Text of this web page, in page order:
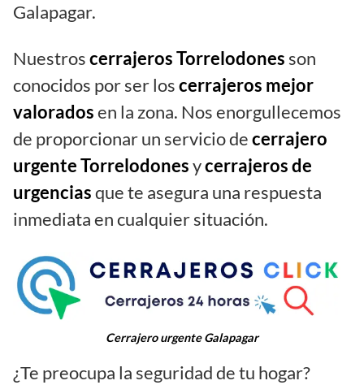
Galapagar.
Nuestroscerrajeros Torrelodonesson
conocidos por ser loscerrajeros mejor
valoradosen la zona. Nos enorgullecemos
de proporcionar un servicio decerrajero
urgente Torrelodonesycerrajeros de
urgenciasque te asegura una respuesta
inmediata en cualquier situación.
Cerrajero urgente Galapagar
¿Te preocupa la seguridad de tu hogar?